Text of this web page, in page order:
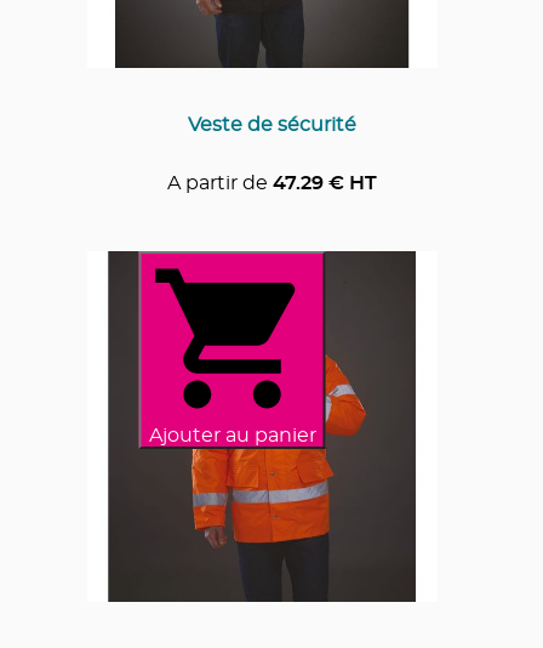
Veste de sécurité
A partir de 47.29€ HT
Ajouter au panier